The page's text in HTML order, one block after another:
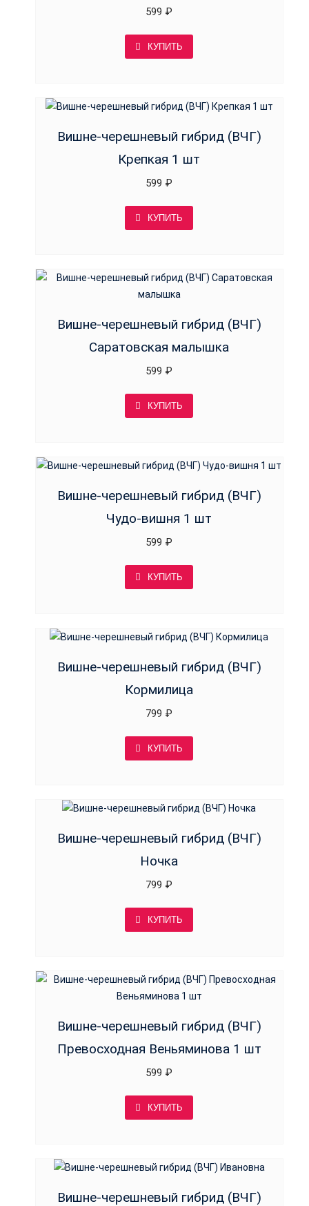
599 ₽
КУПИТЬ
Вишне-черешневый гибрид (ВЧГ)
Крепкая 1 шт
599 ₽
КУПИТЬ
Вишне-черешневый гибрид (ВЧГ)
Саратовская малышка
599 ₽
КУПИТЬ
Вишне-черешневый гибрид (ВЧГ)
Чудо-вишня 1 шт
599 ₽
КУПИТЬ
Вишне-черешневый гибрид (ВЧГ)
Кормилица
799 ₽
КУПИТЬ
Вишне-черешневый гибрид (ВЧГ)
Ночка
799 ₽
КУПИТЬ
Вишне-черешневый гибрид (ВЧГ)
Превосходная Веньяминова 1 шт
599 ₽
КУПИТЬ
Вишне-черешневый гибрид (ВЧГ)